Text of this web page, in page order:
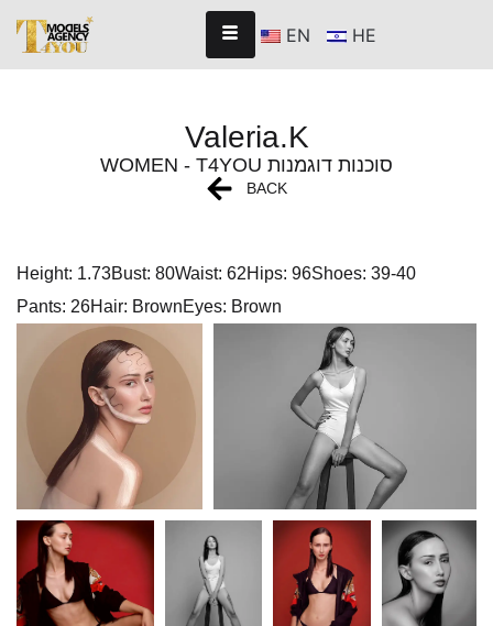
EN HE
Valeria.K
WOMEN - T4YOU סוכנות דוגמנות
BACK
Height: 1.73Bust: 80Waist: 62Hips: 96Shoes: 39-40
Pants: 26Hair: BrownEyes: Brown